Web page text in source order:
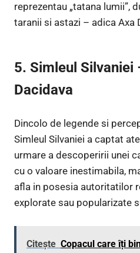
reprezentau „tatana lumii”,
taranii si astazi – adica Axa
5. Simleul Silvaniei
Dacidava
Dincolo de legende si
Simleul Silvaniei a captat
urmare a descoperirii unei
cu o valoare inestimabila,
afla in posesia autoritatilor
explorate sau popularizate
Citește Copacul care îți